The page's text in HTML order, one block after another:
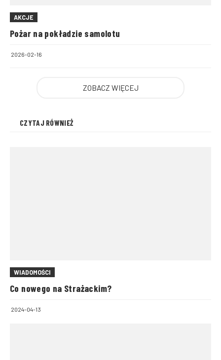
AKCJE
Pożar na pokładzie samolotu
2026-02-16
ZOBACZ WIĘCEJ
CZYTAJ RÓWNIEŻ
WIADOMOŚCI
Co nowego na Strażackim?
2024-04-13